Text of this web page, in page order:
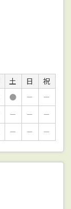
土 日
祝
● －
－
－ －
－
－ － －